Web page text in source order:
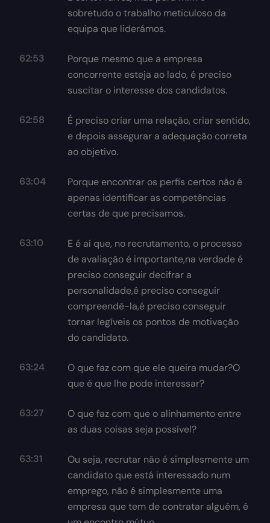
sobretudo o trabalho meticuloso da
equipa que liderámos.
62:53
Porque mesmo que a empresa
concorrente esteja ao lado, é preciso
suscitar o interesse dos candidatos.
62:58
É preciso criar uma relação, criar sentido,
e depois assegurar a adequação correta
ao objetivo.
63:04
Porque encontrar os perfis certos não é
apenas identificar as competências
certas de que precisamos.
63:10
E é aí que, no recrutamento, o processo
de avaliação é importante,na verdade é
preciso conseguir decifrar a
personalidade,é preciso conseguir
compreendê-la,é preciso conseguir
tornar legíveis os pontos de motivação
do candidato.
63:24
O que faz com que ele queira mudar?O
que é que lhe pode interessar?
63:27
O que faz com que o alinhamento entre
as duas coisas seja possível?
63:31
Ou seja, recrutar não é simplesmente um
candidato que está interessado num
emprego, não é simplesmente uma
empresa que tem de contratar alguém, é